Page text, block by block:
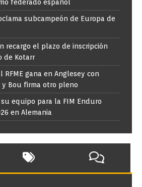
federado español
subcampeón de Europa de
recargo el plazo de inscripción
de Kotarr
RFME gana en Anglesey con
y Bou firma otro pleno
su equipo para la FIM Enduro
en Alemania